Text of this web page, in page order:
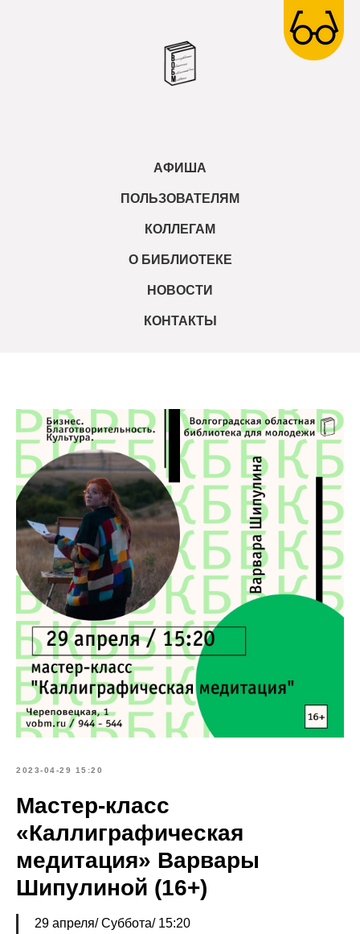
АФИША
ПОЛЬЗОВАТЕЛЯМ
КОЛЛЕГАМ
О БИБЛИОТЕКЕ
НОВОСТИ
КОНТАКТЫ
2023-04-29 15:20
Мастер-класс
«Каллиграфическая
медитация» Варвары
Шипулиной (16+)
29 апреля/ Суббота/ 15:20